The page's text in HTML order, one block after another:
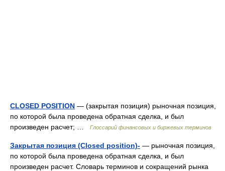
CLOSED POSITION — (закрытая позиция) рыночная позиция,
по которой была проведена обратная сделка, и был
произведен расчет; …
Глоссарий финансовых и биржевых терминов
Закрытая позиция (Closed position)- — рыночная позиция,
по которой была проведена обратная сделка, и был
произведен расчет. Словарь терминов и сокращений рынка